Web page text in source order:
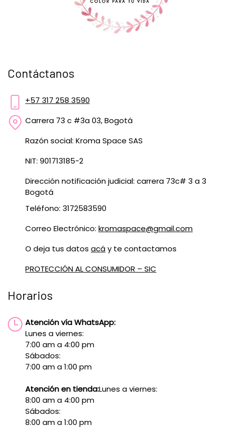
Contáctanos
+57 317 258 3590
Carrera 73 c #3a 03, Bogotá
Razón social: Kroma Space SAS
NIT: 901713185-2
Dirección notificación judicial: carrera 73c# 3 a 3
Bogotá
Teléfono: 3172583590
Correo Electrónico: kromaspace@gmail.com
O deja tus datos acáy te contactamos
PROTECCIÓN AL CONSUMIDOR – SIC
Horarios
Atención vía WhatsApp:
Lunes a viernes:
7:00 am a 4:00 pm
Sábados:
7:00 am a 1:00 pm
Atención en tienda:Lunes a viernes:
8:00 am a 4:00 pm
Sábados:
8:00 am a 1:00 pm